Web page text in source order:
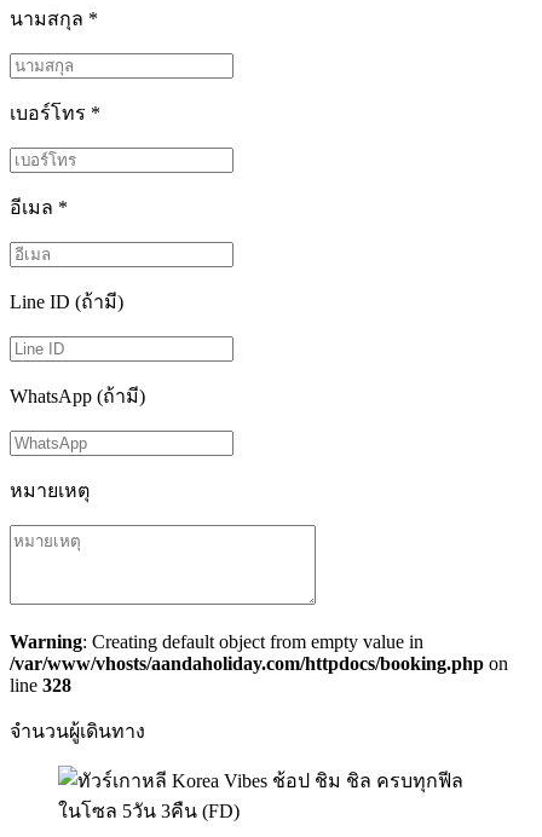
นามสกุล *
เบอร์โทร *
อีเมล *
Line ID (ถ้ามี)
WhatsApp (ถ้ามี)
หมายเหตุ
Warning: Creating default object from empty value in
/var/www/vhosts/aandaholiday.com/httpdocs/booking.php on
line 328
จำนวนผู้เดินทาง